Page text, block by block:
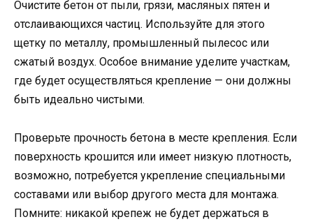
Очистите бетон от пыли, грязи, масляных пятен и
отслаивающихся частиц. Используйте для этого
щетку по металлу, промышленный пылесос или
сжатый воздух. Особое внимание уделите участкам,
где будет осуществляться крепление — они должны
быть идеально чистыми.
Проверьте прочность бетона в месте крепления. Если
поверхность крошится или имеет низкую плотность,
возможно, потребуется укрепление специальными
составами или выбор другого места для монтажа.
Помните: никакой крепеж не будет держаться в